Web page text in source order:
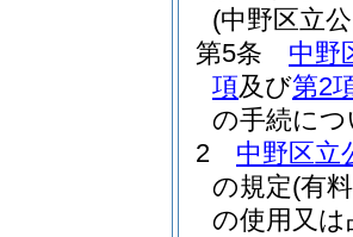
(中野区立
第5条
中野
項及び第2
の手続に
2
中野区立
の規定(有
の使用又